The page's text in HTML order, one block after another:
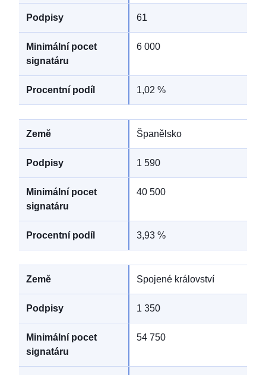
61
6 000
1,02 %
Španělsko
1 590
40 500
3,93 %
Spojené království
1 350
54 750